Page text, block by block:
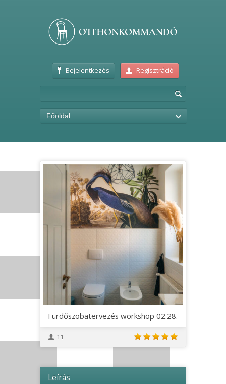
Bejelentkezés Regisztráció
Főoldal
Fürdőszobatervezés workshop 02.28.
11
Leírás